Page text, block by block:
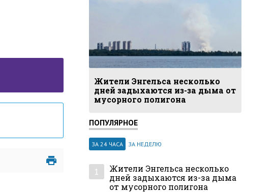
Жители Энгельса несколько
дней задыхаются из-за дыма от
мусорного полигона
ПОПУЛЯРНОЕ
ЗА 24 ЧАСА ЗА НЕДЕЛЮ
1
Жители Энгельса несколько
дней задыхаются из-за дыма
от мусорного полигона